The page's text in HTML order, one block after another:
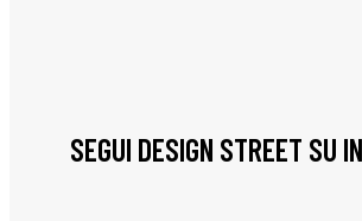
SEGUI DESIGN STREET SU